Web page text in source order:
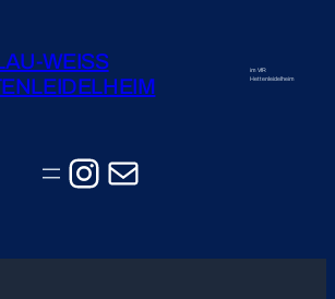
WEISS
im VfR
Hettenleidelheim
Instagram
E-Mail